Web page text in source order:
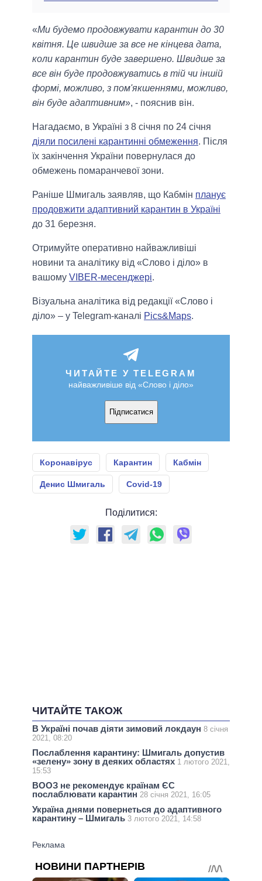
«Ми будемо продовжувати карантин до 30
квітня. Це швидше за все не кінцева дата,
коли карантин буде завершено. Швидше за
все він буде продовжуватись в тій чи іншій
формі, можливо, з пом'якшеннями, можливо,
він буде адаптивним», - пояснив він.
Нагадаємо, в Україні з 8 січня по 24 січня
діяли посилені карантинні обмеження. Після
їх закінчення України повернулася до
обмежень помаранчевої зони.
Раніше Шмигаль заявляв, що Кабмін планує
продовжити адаптивний карантин в Україні
до 31 березня.
Отримуйте оперативно найважливіші
новини та аналітику від «Слово і діло» в
вашому VIBER-месенджері.
Візуальна аналітика від редакції «Слово і
діло» – у Telegram-каналі Pics&Maps.
ЧИТАЙТЕ У TELEGRAM
найважливіше від «Слово і діло»
Підписатися
Коронавірус Карантин Кабмін
Денис Шмигаль Covid-19
Поділитися:
ЧИТАЙТЕ ТАКОЖ
В Україні почав діяти зимовий локдаун 8 січня
2021, 08:20
Послаблення карантину: Шмигаль допустив
«зелену» зону в деяких областях 1 лютого 2021,
15:53
ВООЗ не рекомендує країнам ЄС
послаблювати карантин 28 січня 2021, 16:05
Україна днями повернеться до адаптивного
карантину – Шмигаль 3 лютого 2021, 14:58